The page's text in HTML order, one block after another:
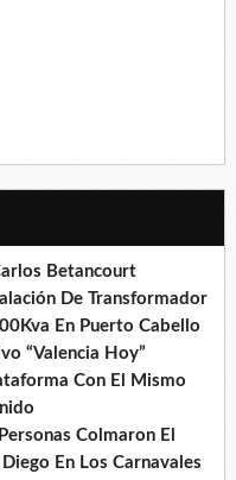
Betancourt
De Transformador
En Puerto Cabello
“Valencia Hoy”
Con El Mismo
Colmaron El
En Los Carnavales